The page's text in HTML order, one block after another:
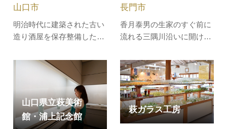
た。ミュージアムには、土
井ケ浜遺跡…
心としています。坂本竜馬
の手紙収…
明治時代に建築された古い
造り酒屋を保存整備した
「たくみ館」、そして明治
時代の大架構の民家を再現
した「みやび館」からなる
施設です。「まなび館」で
は、一の坂川を乱舞するゲ
ンジボタルの人工飼育の紹
山口市
香月泰男の生家のすぐ前に
流れる三隅川沿いに開けた
中央にある温泉郷の丘陵に
位置する『香月泰男美術
館』は、自然豊かな田園風
景とみごとに調和し建って
います。『ここが〈私の〉
地球だ』と言って故郷三隅
長門市
山口県立萩美術
館・浦上記念館
萩ガラス工房